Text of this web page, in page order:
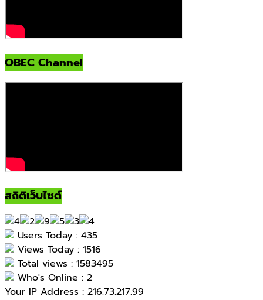
OBEC Channel
สถิติเว็บไซต์
Users Today : 435
Views Today : 1516
Total views : 1583495
Who's Online : 2
Your IP Address : 216.73.217.99